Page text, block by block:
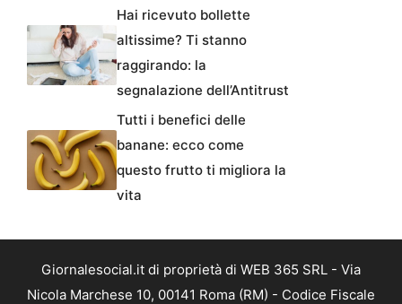
Hai ricevuto bollette
altissime? Ti stanno
raggirando: la
segnalazione dell’Antitrust
Tutti i benefici delle
banane: ecco come
questo frutto ti migliora la
vita
Giornalesocial.it di proprietà di WEB 365 SRL - Via
Nicola Marchese 10, 00141 Roma (RM) - Codice Fiscale